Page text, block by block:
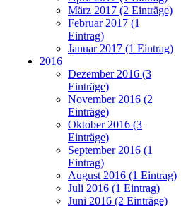
März 2017 (2 Einträge)
Februar 2017 (1
Eintrag)
Januar 2017 (1 Eintrag)
2016
Dezember 2016 (3
Einträge)
November 2016 (2
Einträge)
Oktober 2016 (3
Einträge)
September 2016 (1
Eintrag)
August 2016 (1 Eintrag)
Juli 2016 (1 Eintrag)
Juni 2016 (2 Einträge)